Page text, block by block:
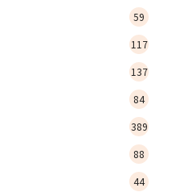
59
117
137
84
389
88
44